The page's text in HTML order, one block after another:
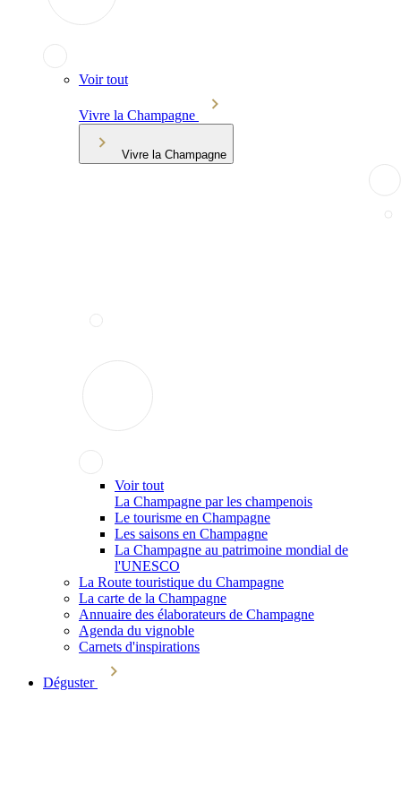
Voir tout
Vivre la Champagne
Vivre la Champagne
Voir tout
La Champagne par les champenois
Le tourisme en Champagne
Les saisons en Champagne
La Champagne au patrimoine mondial de
l'UNESCO
La Route touristique du Champagne
La carte de la Champagne
Annuaire des élaborateurs de Champagne
Agenda du vignoble
Carnets d'inspirations
Déguster